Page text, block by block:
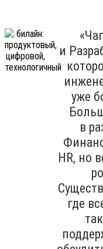
и
уже
в
HR, но
где